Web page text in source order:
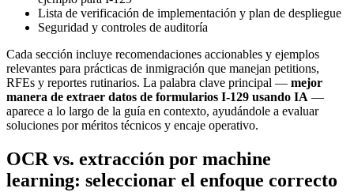
Lista de verificación de implementación y plan de despliegue
Seguridad y controles de auditoría
Cada sección incluye recomendaciones accionables y ejemplos
relevantes para prácticas de inmigración que manejan petitions,
RFEs y reportes rutinarios. La palabra clave principal — mejor
manera de extraer datos de formularios I-129 usando IA —
aparece a lo largo de la guía en contexto, ayudándole a evaluar
soluciones por méritos técnicos y encaje operativo.
OCR vs. extracción por machine
learning: seleccionar el enfoque correcto